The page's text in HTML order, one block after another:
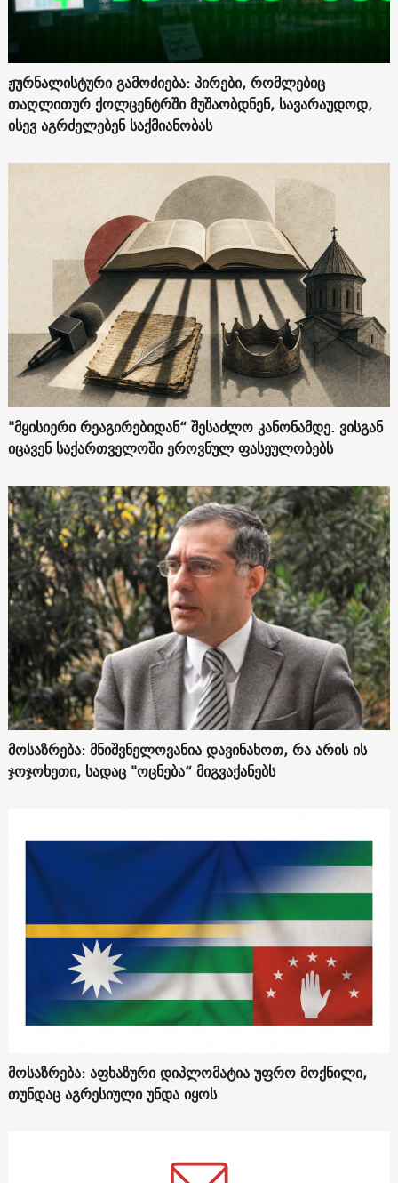
ჟურნალისტური გამოძიება: პირები, რომლებიც
თაღლითურ ქოლცენტრში მუშაობდნენ, სავარაუდოდ,
ისევ აგრძელებენ საქმიანობას
"მყისიერი რეაგირებიდან“ შესაძლო კანონამდე. ვისგან
იცავენ საქართველოში ეროვნულ ფასეულობებს
მოსაზრება: მნიშვნელოვანია დავინახოთ, რა არის ის
ჯოჯოხეთი, სადაც "ოცნება“ მიგვაქანებს
მოსაზრება: აფხაზური დიპლომატია უფრო მოქნილი,
თუნდაც აგრესიული უნდა იყოს